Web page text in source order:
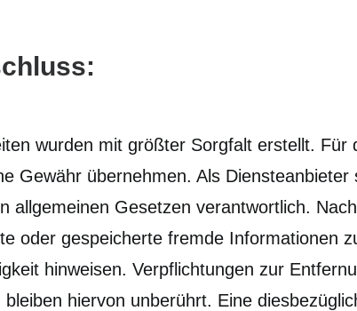
wurden mit größter Sorgfalt erstellt.
Gewähr übernehmen. Als
allgemeinen Gesetzen verantwortlich.
oder gespeicherte fremde Informationen
hinweisen. Verpflichtungen zur
hiervon unberührt. Eine